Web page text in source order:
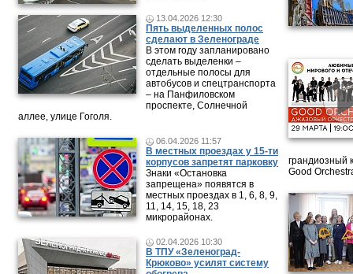
13.04.2026 12:30
Пять выделенных полос
сделают в Зеленограде
В этом году запланировано
сделать выделенки –
отдельные полосы для
автобусов и спецтранспорта
– на Панфиловском
проспекте, Солнечной
аллее, улице Гоголя.
06.04.2026 11:57
В местных проездах у 15-ти
корпусов запретят парковку
Знаки «Остановка
запрещена» появятся в
местных проездах в 1, 6, 8, 9,
11, 14, 15, 18, 23
микрорайонах.
02.04.2026 10:30
В ТПУ «Зеленоград-
Крюково» усилят систему
грандиозный
Good